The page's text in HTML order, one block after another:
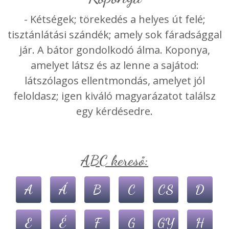
- Kétségek; törekedés a helyes út felé;
tisztánlátási szándék; amely sok fáradsággal
jár. A bátor gondolkodó álma. Koponya,
amelyet látsz és az lenne a sajátod:
látszólagos ellentmondás, amelyet jól
feloldasz; igen kiváló magyarázatot találsz
egy kérdésedre.
ABC kereső:
A Á B C CS D
E É F G GY H